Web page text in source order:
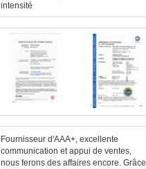
intensité
Fournisseur d'AAA+, excellente
communication et appui de ventes,
nous ferons des affaires encore. Grâce